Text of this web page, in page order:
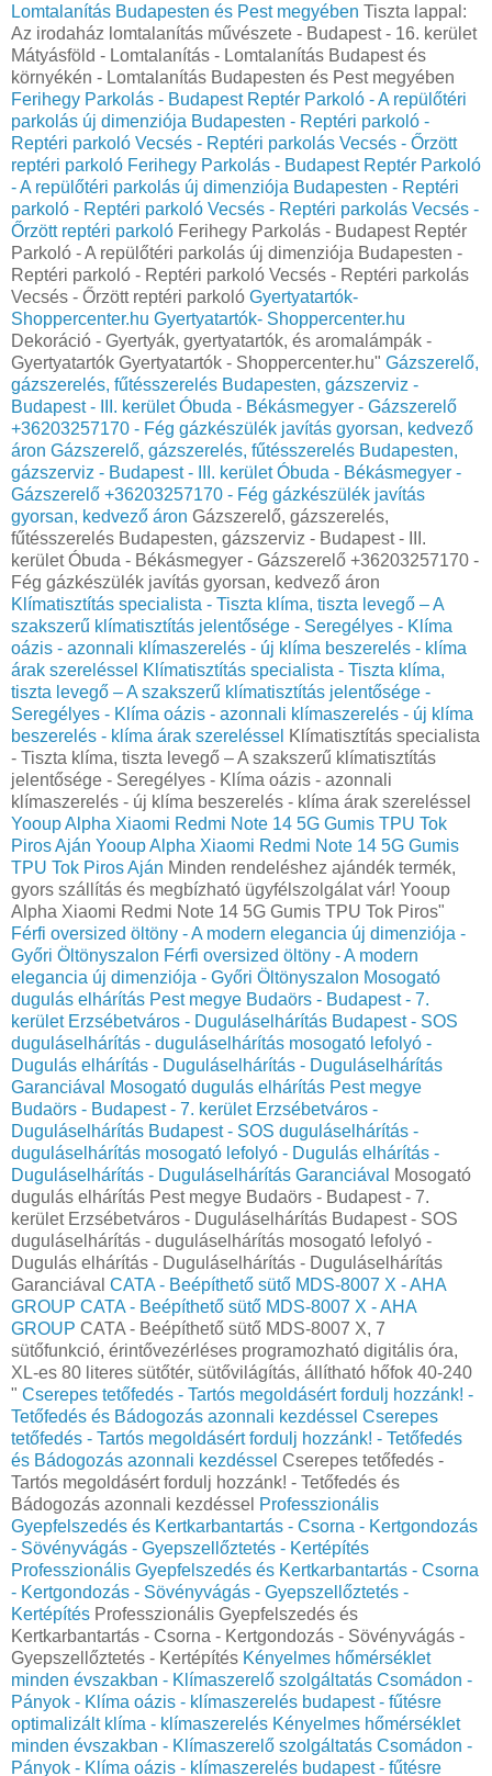
Lomtalanítás Budapesten és Pest megyében Tiszta lappal:
Az irodaház lomtalanítás művészete - Budapest - 16. kerület
Mátyásföld - Lomtalanítás - Lomtalanítás Budapest és
környékén - Lomtalanítás Budapesten és Pest megyében
Ferihegy Parkolás - Budapest Reptér Parkoló - A repülőtéri
parkolás új dimenziója Budapesten - Reptéri parkoló -
Reptéri parkoló Vecsés - Reptéri parkolás Vecsés - Őrzött
reptéri parkoló Ferihegy Parkolás - Budapest Reptér Parkoló
- A repülőtéri parkolás új dimenziója Budapesten - Reptéri
parkoló - Reptéri parkoló Vecsés - Reptéri parkolás Vecsés -
Őrzött reptéri parkoló Ferihegy Parkolás - Budapest Reptér
Parkoló - A repülőtéri parkolás új dimenziója Budapesten -
Reptéri parkoló - Reptéri parkoló Vecsés - Reptéri parkolás
Vecsés - Őrzött reptéri parkoló Gyertyatartók-
Shoppercenter.hu Gyertyatartók- Shoppercenter.hu
Dekoráció - Gyertyák, gyertyatartók, és aromalámpák -
Gyertyatartók Gyertyatartók - Shoppercenter.hu" Gázszerelő,
gázszerelés, fűtésszerelés Budapesten, gázszerviz -
Budapest - III. kerület Óbuda - Békásmegyer - Gázszerelő
+36203257170 - Fég gázkészülék javítás gyorsan, kedvező
áron Gázszerelő, gázszerelés, fűtésszerelés Budapesten,
gázszerviz - Budapest - III. kerület Óbuda - Békásmegyer -
Gázszerelő +36203257170 - Fég gázkészülék javítás
gyorsan, kedvező áron Gázszerelő, gázszerelés,
fűtésszerelés Budapesten, gázszerviz - Budapest - III.
kerület Óbuda - Békásmegyer - Gázszerelő +36203257170 -
Fég gázkészülék javítás gyorsan, kedvező áron
Klímatisztítás specialista - Tiszta klíma, tiszta levegő – A
szakszerű klímatisztítás jelentősége - Seregélyes - Klíma
oázis - azonnali klímaszerelés - új klíma beszerelés - klíma
árak szereléssel Klímatisztítás specialista - Tiszta klíma,
tiszta levegő – A szakszerű klímatisztítás jelentősége -
Seregélyes - Klíma oázis - azonnali klímaszerelés - új klíma
beszerelés - klíma árak szereléssel Klímatisztítás specialista
- Tiszta klíma, tiszta levegő – A szakszerű klímatisztítás
jelentősége - Seregélyes - Klíma oázis - azonnali
klímaszerelés - új klíma beszerelés - klíma árak szereléssel
Yooup Alpha Xiaomi Redmi Note 14 5G Gumis TPU Tok
Piros Aján Yooup Alpha Xiaomi Redmi Note 14 5G Gumis
TPU Tok Piros Aján Minden rendeléshez ajándék termék,
gyors szállítás és megbízható ügyfélszolgálat vár! Yooup
Alpha Xiaomi Redmi Note 14 5G Gumis TPU Tok Piros"
Férfi oversized öltöny - A modern elegancia új dimenziója -
Győri Öltönyszalon Férfi oversized öltöny - A modern
elegancia új dimenziója - Győri Öltönyszalon Mosogató
dugulás elhárítás Pest megye Budaörs - Budapest - 7.
kerület Erzsébetváros - Duguláselhárítás Budapest - SOS
duguláselhárítás - duguláselhárítás mosogató lefolyó -
Dugulás elhárítás - Duguláselhárítás - Duguláselhárítás
Garanciával
Mosogató dugulás elhárítás Pest megye
Budaörs - Budapest - 7. kerület Erzsébetváros -
Duguláselhárítás Budapest - SOS duguláselhárítás -
duguláselhárítás mosogató lefolyó - Dugulás elhárítás -
Duguláselhárítás - Duguláselhárítás Garanciával
Mosogató
dugulás elhárítás Pest megye Budaörs - Budapest - 7.
kerület Erzsébetváros - Duguláselhárítás Budapest - SOS
duguláselhárítás - duguláselhárítás mosogató lefolyó -
Dugulás elhárítás - Duguláselhárítás - Duguláselhárítás
Garanciával CATA - Beépíthető sütő MDS-8007 X - AHA
GROUP CATA - Beépíthető sütő MDS-8007 X - AHA
GROUP CATA - Beépíthető sütő MDS-8007 X, 7
sütőfunkció, érintővezérléses programozható digitális óra,
XL-es 80 literes sütőtér, sütővilágítás, állítható hőfok 40-240
" Cserepes tetőfedés - Tartós megoldásért fordulj hozzánk! -
Tetőfedés és Bádogozás azonnali kezdéssel Cserepes
tetőfedés - Tartós megoldásért fordulj hozzánk! - Tetőfedés
és Bádogozás azonnali kezdéssel Cserepes tetőfedés -
Tartós megoldásért fordulj hozzánk! - Tetőfedés és
Bádogozás azonnali kezdéssel Professzionális
Gyepfelszedés és Kertkarbantartás - Csorna - Kertgondozás
- Sövényvágás - Gyepszellőztetés - Kertépítés
Professzionális Gyepfelszedés és Kertkarbantartás - Csorna
- Kertgondozás - Sövényvágás - Gyepszellőztetés -
Kertépítés Professzionális Gyepfelszedés és
Kertkarbantartás - Csorna - Kertgondozás - Sövényvágás -
Gyepszellőztetés - Kertépítés Kényelmes hőmérséklet
minden évszakban - Klímaszerelő szolgáltatás Csomádon -
Pányok - Klíma oázis - klímaszerelés budapest - fűtésre
optimalizált klíma - klímaszerelés Kényelmes hőmérséklet
minden évszakban - Klímaszerelő szolgáltatás Csomádon -
Pányok - Klíma oázis - klímaszerelés budapest - fűtésre